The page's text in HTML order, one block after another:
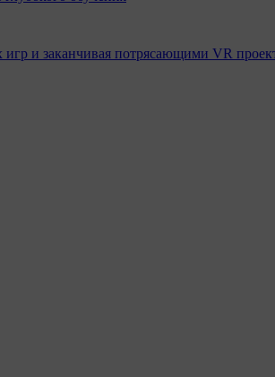
и заканчивая потрясающими VR